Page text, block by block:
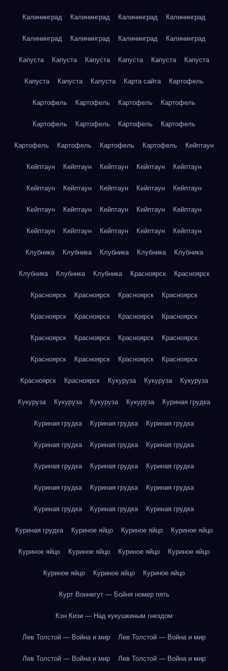
Калининград Калининград Калининград Калининград
Калининград Калининград Калининград Калининград
Капуста Капуста Капуста Капуста Капуста Капуста
Капуста Капуста Капуста Карта сайта Картофель
Картофель Картофель Картофель Картофель
Картофель Картофель Картофель Картофель
Картофель Картофель Картофель Картофель Кейптаун
Кейптаун Кейптаун Кейптаун Кейптаун Кейптаун
Кейптаун Кейптаун Кейптаун Кейптаун Кейптаун
Кейптаун Кейптаун Кейптаун Кейптаун Кейптаун
Кейптаун Кейптаун Кейптаун Кейптаун Кейптаун
Клубника Клубника Клубника Клубника Клубника
Клубника Клубника Клубника Красноярск Красноярск
Красноярск Красноярск Красноярск Красноярск
Красноярск Красноярск Красноярск Красноярск
Красноярск Красноярск Красноярск Красноярск
Красноярск Красноярск Красноярск Красноярск
Красноярск Красноярск Кукуруза Кукуруза Кукуруза
Кукуруза Кукуруза Кукуруза Кукуруза Куриная грудка
Куриная грудка Куриная грудка Куриная грудка
Куриная грудка Куриная грудка Куриная грудка
Куриная грудка Куриная грудка Куриная грудка
Куриная грудка Куриная грудка Куриная грудка
Куриная грудка Куриная грудка Куриная грудка
Куриная грудка Куриное яйцо Куриное яйцо Куриное яйцо
Куриное яйцо Куриное яйцо Куриное яйцо Куриное яйцо
Куриное яйцо Куриное яйцо Куриное яйцо
Курт Воннегут — Бойня номер пять
Кэн Кизи — Над кукушкиным гнездом
Лев Толстой — Война и мир Лев Толстой — Война и мир
Лев Толстой — Война и мир Лев Толстой — Война и мир